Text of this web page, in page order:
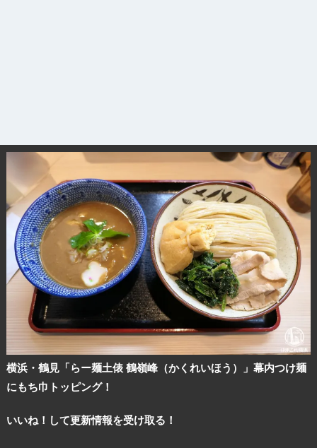
横浜・鶴見「らー麺土俵 鶴嶺峰（かくれいほう）」幕内つけ麺
にもち巾トッピング！
いいね！して更新情報を受け取る！